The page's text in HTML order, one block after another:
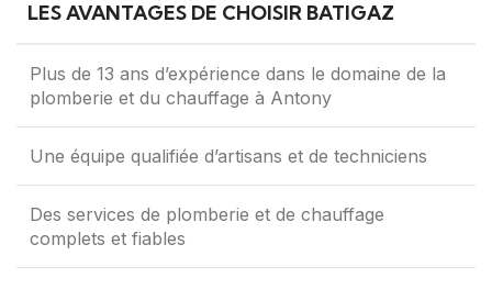
LES AVANTAGES DE CHOISIR BATIGAZ
Plus de 13 ans d’expérience dans le domaine de la
plomberie et du chauffage à Antony
Une équipe qualifiée d’artisans et de techniciens
Des services de plomberie et de chauffage
complets et fiables